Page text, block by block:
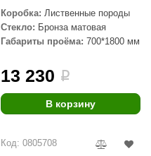
Коробка: Лиственные породы
Стекло: Бронза матовая
Габариты проёма: 700*1800 мм
13 230 i
В корзину
Код: 0805708